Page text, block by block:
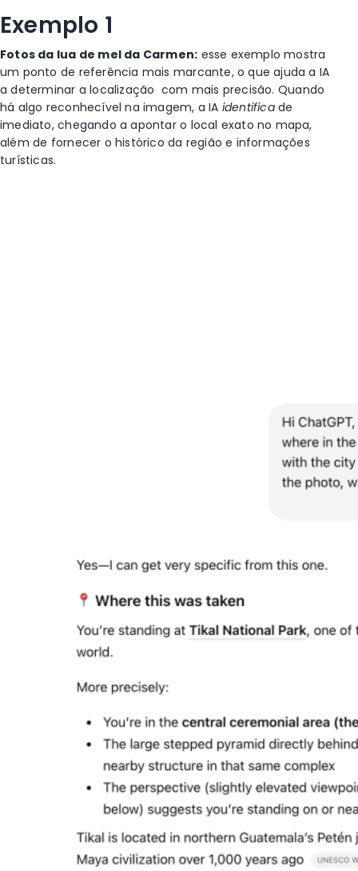
Exemplo 1
Fotos da lua de mel da Carmen: esse exemplo mostra
um ponto de referência mais marcante, o que ajuda a IA
a determinar a localização com mais precisão. Quando
há algo reconhecível na imagem, a IA identificade
imediato, chegando a apontar o local exato no mapa,
além de fornecer o histórico da região e informações
turísticas.